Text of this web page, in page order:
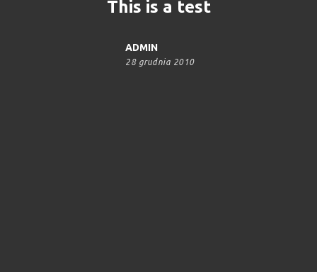
This is a test
ADMIN
28 grudnia 2010